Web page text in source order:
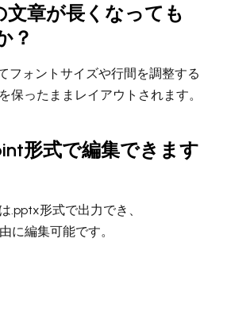
文章が長くなっても
？
フォントサイズや行間を調整する
保ったままレイアウトされます。
形式で編集できます
.pptx形式で出力でき、
に編集可能です。